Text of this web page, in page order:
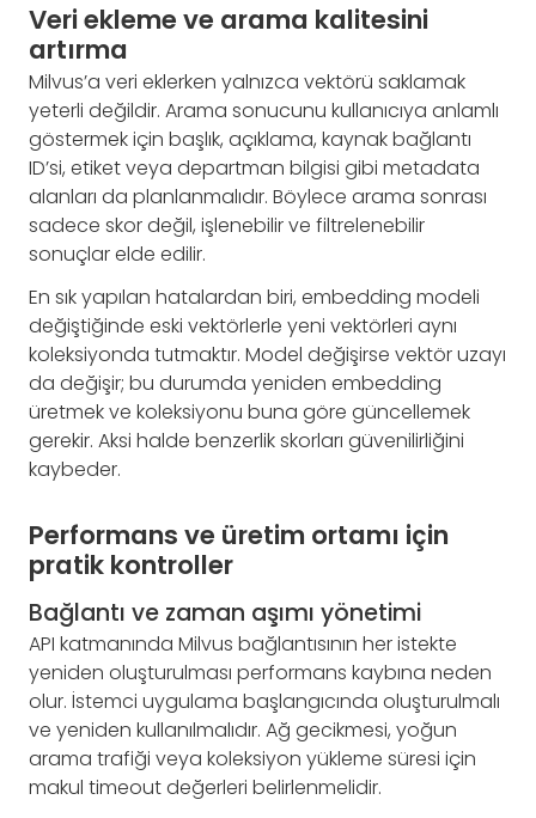
Veri ekleme ve arama kalitesini
artırma
Milvus’a veri eklerken yalnızca vektörü saklamak
yeterli değildir. Arama sonucunu kullanıcıya anlamlı
göstermek için başlık, açıklama, kaynak bağlantı
ID’si, etiket veya departman bilgisi gibi metadata
alanları da planlanmalıdır. Böylece arama sonrası
sadece skor değil, işlenebilir ve filtrelenebilir
sonuçlar elde edilir.
En sık yapılan hatalardan biri, embedding modeli
değiştiğinde eski vektörlerle yeni vektörleri aynı
koleksiyonda tutmaktır. Model değişirse vektör uzayı
da değişir; bu durumda yeniden embedding
üretmek ve koleksiyonu buna göre güncellemek
gerekir. Aksi halde benzerlik skorları güvenilirliğini
kaybeder.
Performans ve üretim ortamı için
pratik kontroller
Bağlantı ve zaman aşımı yönetimi
API katmanında Milvus bağlantısının her istekte
yeniden oluşturulması performans kaybına neden
olur. İstemci uygulama başlangıcında oluşturulmalı
ve yeniden kullanılmalıdır. Ağ gecikmesi, yoğun
arama trafiği veya koleksiyon yükleme süresi için
makul timeout değerleri belirlenmelidir.